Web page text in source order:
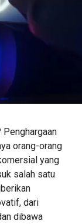
Penghargaan
orang-orang
yang
salah satu
dari
dibawa